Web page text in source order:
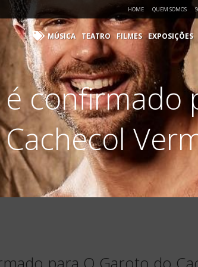
HOME QUEM SOMOS
MÚSICA TEATRO FILMES EXPOSIÇÕES
confirmado
Cachecol
para O Garoto do